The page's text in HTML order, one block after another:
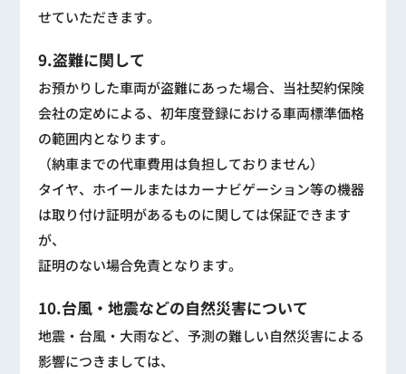
せていただきます。
9.盗難に関して
お預かりした車両が盗難にあった場合、当社契約保険
会社の定めによる、初年度登録における車両標準価格
の範囲内となります。
（納車までの代車費用は負担しておりません）
タイヤ、ホイールまたはカーナビゲーション等の機器
は取り付け証明があるものに関しては保証できます
が、
証明のない場合免責となります。
10.台風・地震などの自然災害について
地震・台風・大雨など、予測の難しい自然災害による
影響につきましては、